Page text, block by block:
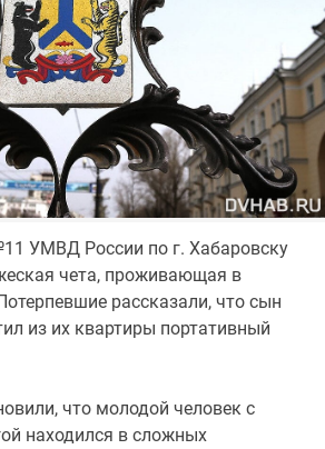
УМВД России по г. Хабаровску
чета, проживающая в
рассказали, что сын
из их квартиры портативный
что молодой человек с
находился в сложных